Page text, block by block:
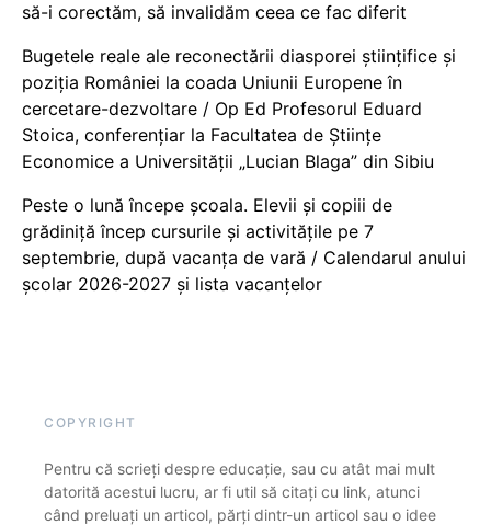
să-i corectăm, să invalidăm ceea ce fac diferit
Bugetele reale ale reconectării diasporei științifice și
poziția României la coada Uniunii Europene în
cercetare-dezvoltare / Op Ed Profesorul Eduard
Stoica, conferențiar la Facultatea de Științe
Economice a Universității „Lucian Blaga” din Sibiu
Peste o lună începe școala. Elevii și copiii de
grădiniță încep cursurile și activitățile pe 7
septembrie, după vacanța de vară / Calendarul anului
școlar 2026-2027 și lista vacanțelor
COPYRIGHT
Pentru că scrieți despre educație, sau cu atât mai mult
datorită acestui lucru, ar fi util să citați cu link, atunci
când preluați un articol, părți dintr-un articol sau o idee